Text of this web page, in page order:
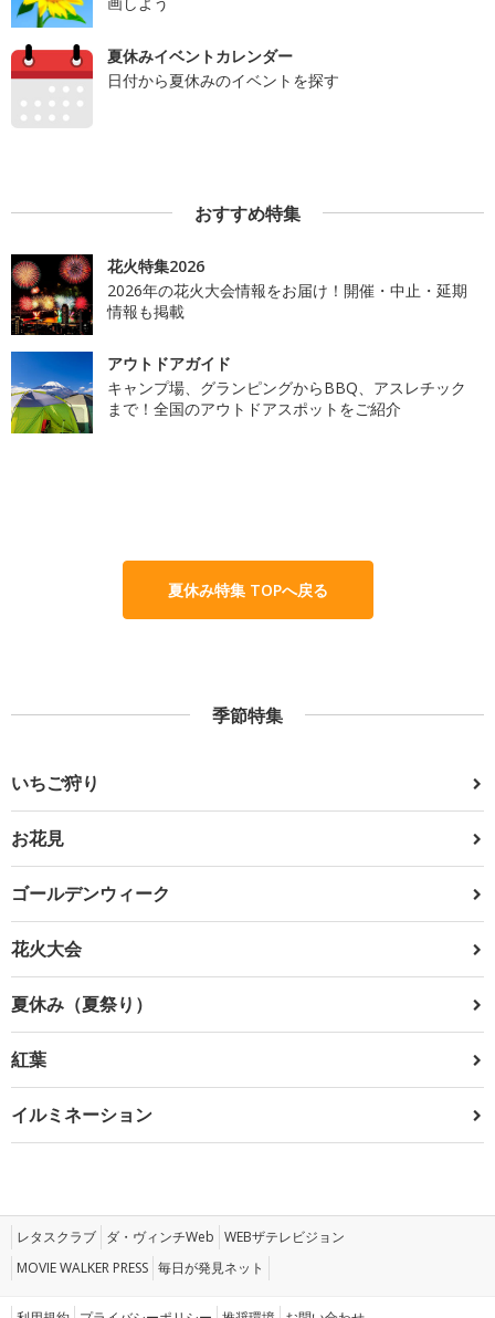
夏休みイベントカレンダー
日付から夏休みのイベントを探す
おすすめ特集
花火特集2026
2026年の花火大会情報をお届け！開催・中止・延期
情報も掲載
アウトドアガイド
キャンプ場、グランピングからBBQ、アスレチック
まで！全国のアウトドアスポットをご紹介
夏休み特集 TOPへ戻る
季節特集
いちご狩り
お花見
ゴールデンウィーク
花火大会
夏休み（夏祭り）
紅葉
イルミネーション
レタスクラブ ダ・ヴィンチWeb WEBザテレビジョン
MOVIE WALKER PRESS 毎日が発見ネット